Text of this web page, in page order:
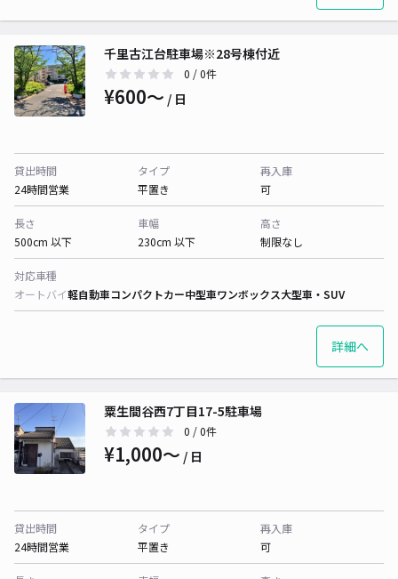
千里古江台駐車場※28号棟付近
0 / 0件
¥600〜 / 日
貸出時間
24時間営業
タイプ
平置き
再入庫
可
長さ
500cm 以下
車幅
230cm 以下
高さ
制限なし
対応車種
オートバイ軽自動車コンパクトカー中型車ワンボックス大型車・SUV
詳細へ
粟生間谷西7丁目17-5駐車場
0 / 0件
¥1,000〜 / 日
貸出時間
24時間営業
タイプ
平置き
再入庫
可